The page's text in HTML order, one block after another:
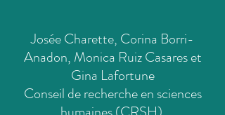
Josée Charette, Corina Borri-
Anadon, Monica Ruiz Casares et
Gina Lafortune
Conseil de recherche en sciences